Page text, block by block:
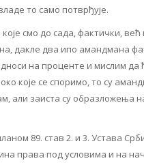
то само потврђује.
смо до сада, фактички,
дакле два ипо амандмана
на проценте и мислим да
које се споримо, то су
али заиста су образложења
89. став 2. и 3. Устава
права под условима и на